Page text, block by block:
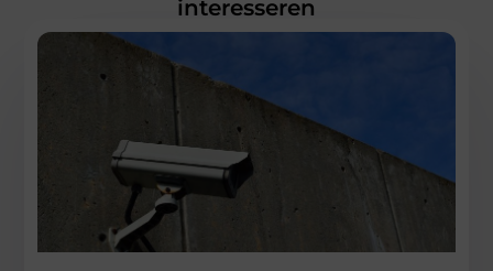
interesseren